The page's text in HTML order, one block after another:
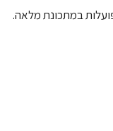
במתכונת מלאה.